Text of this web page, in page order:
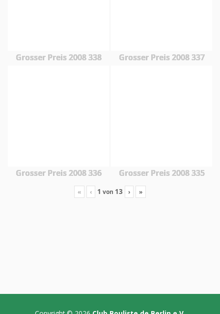
Grosser Preis 2008 338 Grosser Preis 2008 337
Grosser Preis 2008 336 Grosser Preis 2008 335
« ‹ 1 von 13 › »